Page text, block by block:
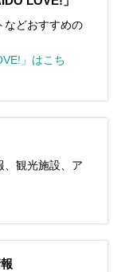
などおすすめの
」はこち
、観光施設、ア